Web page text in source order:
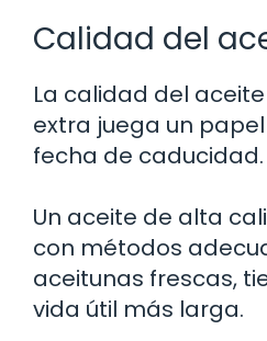
Calidad del
La calidad del
extra juega un
fecha de caducidad.
Un aceite de alta
con métodos
aceitunas frescas,
vida útil más larga.